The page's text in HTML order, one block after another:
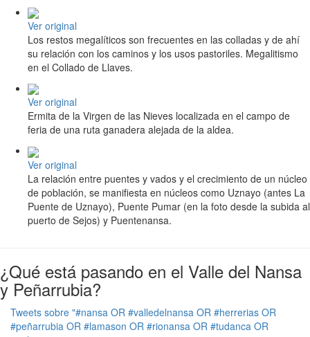
Ver original
Los restos megalíticos son frecuentes en las colladas y de ahí
su relación con los caminos y los usos pastoriles. Megalitismo
en el Collado de Llaves.
Ver original
Ermita de la Virgen de las Nieves localizada en el campo de
feria de una ruta ganadera alejada de la aldea.
Ver original
La relación entre puentes y vados y el crecimiento de un núcleo
de población, se manifiesta en núcleos como Uznayo (antes La
Puente de Uznayo), Puente Pumar (en la foto desde la subida al
puerto de Sejos) y Puentenansa.
¿Qué está pasando en el Valle del Nansa
y Peñarrubia?
Tweets sobre "#nansa OR #valledelnansa OR #herrerias OR
#peñarrubia OR #lamason OR #rionansa OR #tudanca OR